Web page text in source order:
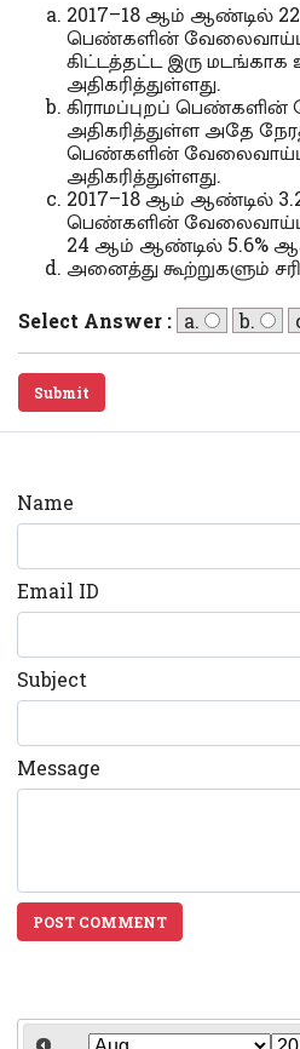
2017–18 ஆம் ஆண்டில்
பெண்களின்
கிட்டத்தட்ட இரு மடங்காக
அதிகரித்துள்ளது.
கிராமப்புறப் பெண்களின்
அதிகரித்துள்ள அதே
பெண்களின்
அதிகரித்துள்ளது.
2017–18 ஆம் ஆண்டில்
பெண்களின்
24 ஆம் ஆண்டில் 5.6%
அனைத்து கூற்றுகளும்
Select Answer : a. b.
Submit
Name
Email ID
Subject
Message
POST COMMENT